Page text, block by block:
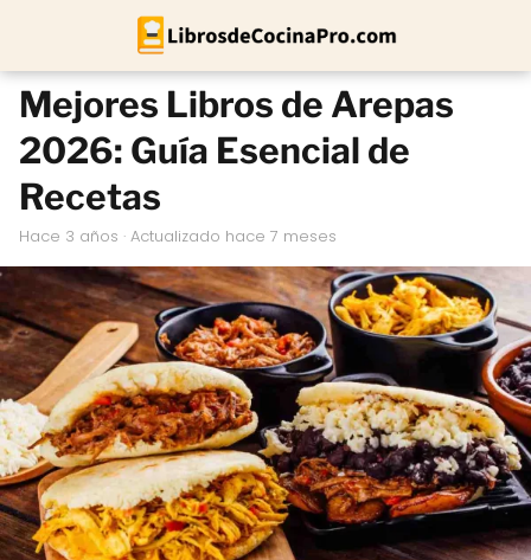
Mejores Libros de Arepas
2026: Guía Esencial de
Recetas
hace 3 años · Actualizado hace 7 meses